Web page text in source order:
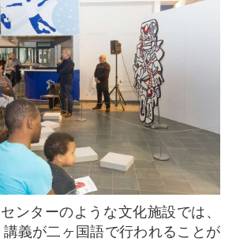
義が二ヶ国語で行われることが